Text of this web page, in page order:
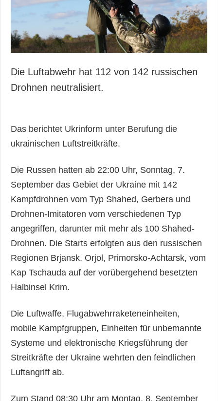
Die Luftabwehr hat 112 von 142 russischen
Drohnen neutralisiert.
Das berichtet Ukrinform unter Berufung die
ukrainischen Luftstreitkräfte.
Die Russen hatten ab 22:00 Uhr, Sonntag, 7.
September das Gebiet der Ukraine mit 142
Kampfdrohnen vom Typ Shahed, Gerbera und
Drohnen-Imitatoren vom verschiedenen Typ
angegriffen, darunter mit mehr als 100 Shahed-
Drohnen. Die Starts erfolgten aus den russischen
Regionen Brjansk, Orjol, Primorsko-Achtarsk, vom
Kap Tschauda auf der vorübergehend besetzten
Halbinsel Krim.
Die Luftwaffe, Flugabwehrraketeneinheiten,
mobile Kampfgruppen, Einheiten für unbemannte
Systeme und elektronische Kriegsführung der
Streitkräfte der Ukraine wehrten den feindlichen
Luftangriff ab.
Zum Stand 08:30 Uhr am Montag, 8. September